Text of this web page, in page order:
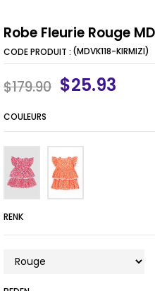
Robe Fleurie Rouge
(MDVK118-KIRMIZI)
$179.90 $25.93
COULEURS
RENK